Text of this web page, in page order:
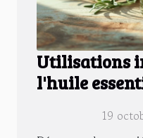
Utilisations
l'huile
19